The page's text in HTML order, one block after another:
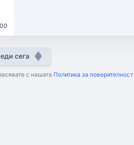
сега
с нашата Политика за поверителност